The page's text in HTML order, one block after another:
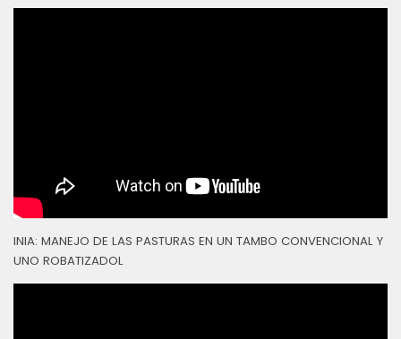
INIA: MANEJO DE LAS PASTURAS EN UN TAMBO CONVENCIONAL Y
UNO ROBATIZADOL